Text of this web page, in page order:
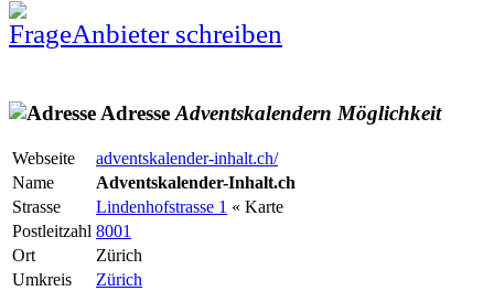
Anbieter schreiben
Adresse Adventskalendern Möglichkeit
Webseite
adventskalender-inhalt.ch/
Name
Adventskalender-Inhalt.ch
Strasse
Lindenhofstrasse 1 « Karte
Postleitzahl 8001
Ort
Zürich
Umkreis
Zürich